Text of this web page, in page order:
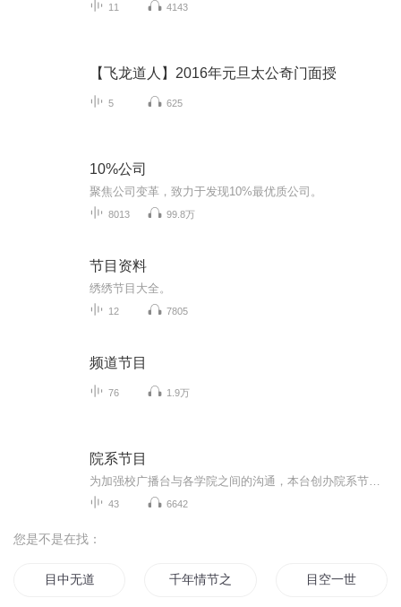
11 4143
【飞龙道人】2016年元旦太公奇门面授
5 625
10%公司
聚焦公司变革，致力于发现10%最优质公司。
8013 99.8万
节目资料
绣绣节目大全。
12 7805
频道节目
76 1.9万
院系节目
43 6642
您是不是在找：
目中无道 千年情节之三生三世 目空一世